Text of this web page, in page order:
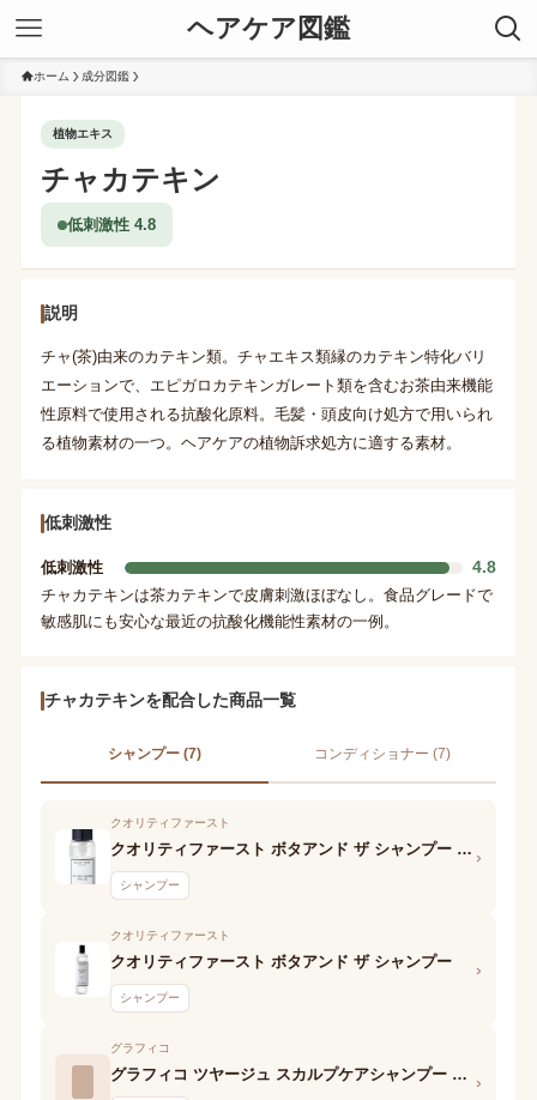
ヘアケア図鑑
ホーム 成分図鑑
植物エキス
チャカテキン
低刺激性 4.8
説明
チャ(茶)由来のカテキン類。チャエキス類縁のカテキン特化バリ
エーションで、エピガロカテキンガレート類を含むお茶由来機能
性原料で使用される抗酸化原料。毛髪・頭皮向け処方で用いられ
る植物素材の一つ。ヘアケアの植物訴求処方に適する素材。
低刺激性
低刺激性 4.8
チャカテキンは茶カテキンで皮膚刺激ほぼなし。食品グレードで
敏感肌にも安心な最近の抗酸化機能性素材の一例。
チャカテキンを配合した商品一覧
シャンプー (7) コンディショナー (7)
クオリティファースト
クオリティファースト ボタアンド ザ シャンプー (white lily)
シャンプー
›
クオリティファースト
クオリティファースト ボタアンド ザ シャンプー
シャンプー
›
グラフィコ
グラフィコ ツヤージュ スカルプケアシャンプー ボルドー ›